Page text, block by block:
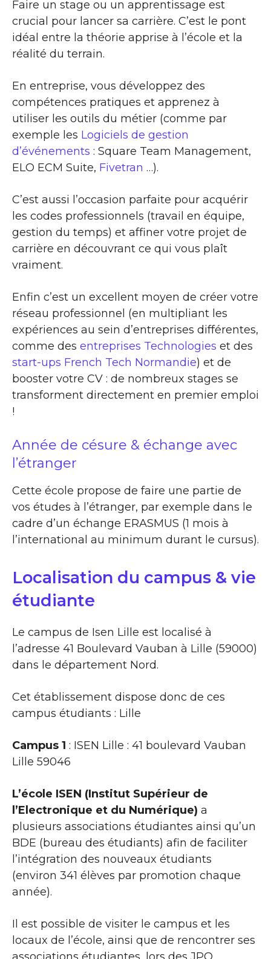
Faire un stage ou un apprentissage est
crucial pour lancer sa carrière. C’est le pont
idéal entre la théorie apprise à l’école et la
réalité du terrain.
En entreprise, vous développez des
compétences pratiques et apprenez à
utiliser les outils du métier (comme par
exemple les Logiciels de gestion
d’événements : Square Team Management,
ELO ECM Suite, Fivetran …).
C’est aussi l’occasion parfaite pour acquérir
les codes professionnels (travail en équipe,
gestion du temps) et affiner votre projet de
carrière en découvrant ce qui vous plaît
vraiment.
Enfin c’est un excellent moyen de créer votre
réseau professionnel (en multipliant les
expériences au sein d’entreprises différentes,
comme des entreprises Technologies et des
start-ups French Tech Normandie) et de
booster votre CV : de nombreux stages se
transforment directement en premier emploi
!
Année de césure & échange avec
l’étranger
Cette école propose de faire une partie de
vos études à l’étranger, par exemple dans le
cadre d’un échange ERASMUS (1 mois à
l’international au minimum durant le cursus).
Localisation du campus & vie
étudiante
Le campus de Isen Lille est localisé à
l’adresse 41 Boulevard Vauban à Lille (59000)
dans le département Nord.
Cet établissement dispose donc de ces
campus étudiants : Lille
Campus 1 : ISEN Lille : 41 boulevard Vauban
Lille 59046
L’école ISEN (Institut Supérieur de
l’Electronique et du Numérique) a
plusieurs associations étudiantes ainsi qu’un
BDE (bureau des étudiants) afin de faciliter
l’intégration des nouveaux étudiants
(environ 341 élèves par promotion chaque
année).
Il est possible de visiter le campus et les
locaux de l’école, ainsi que de rencontrer ses